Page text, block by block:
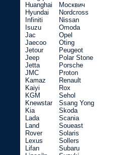
Huanghai
Hyundai
Infiniti
Isuzu
Jac
Jaecoo
Jetour
Jeep
Jetta
JMC
Kamaz
Kaiyi
KGM
Knewstar
Kia
Lada
Land
Rover
Lexus
Lifan
Москвич
Nordcross
Nissan
Omoda
Opel
Oting
Peugeot
Polar Stone
Porsche
Proton
Renault
Rox
Sehol
Ssang Yong
Skoda
Scania
Soueast
Solaris
Sollers
Subaru